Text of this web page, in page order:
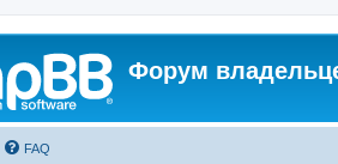
Форум
FAQ